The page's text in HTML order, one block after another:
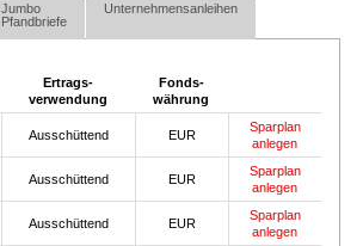
Jumbo
Pfandbriefe
Unternehmensanleihen
Ertrags-
verwendung
Fonds-
währung
Ausschüttend EUR
Sparplan
anlegen
Ausschüttend EUR
Sparplan
anlegen
Ausschüttend EUR
Sparplan
anlegen